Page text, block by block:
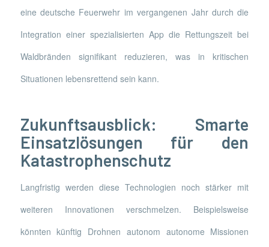
eine deutsche Feuerwehr im vergangenen Jahr durch die
Integration einer spezialisierten App die Rettungszeit bei
Waldbränden signifikant reduzieren, was in kritischen
Situationen lebensrettend sein kann.
Zukunftsausblick: Smarte
Einsatzlösungen für den
Katastrophenschutz
Langfristig werden diese Technologien noch stärker mit
weiteren Innovationen verschmelzen. Beispielsweise
könnten künftig Drohnen autonom autonome Missionen